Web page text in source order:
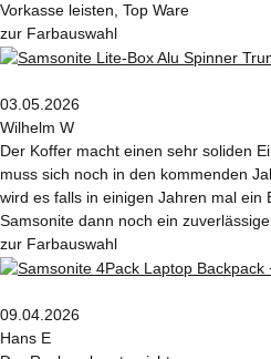
Vorkasse leisten, Top Ware
zur Farbauswahl
03.05.2026
Wilhelm W
Der Koffer macht einen sehr soliden
muss sich noch in den kommenden
wird es falls in einigen Jahren mal ein
Samsonite dann noch ein
zur Farbauswahl
09.04.2026
Hans E